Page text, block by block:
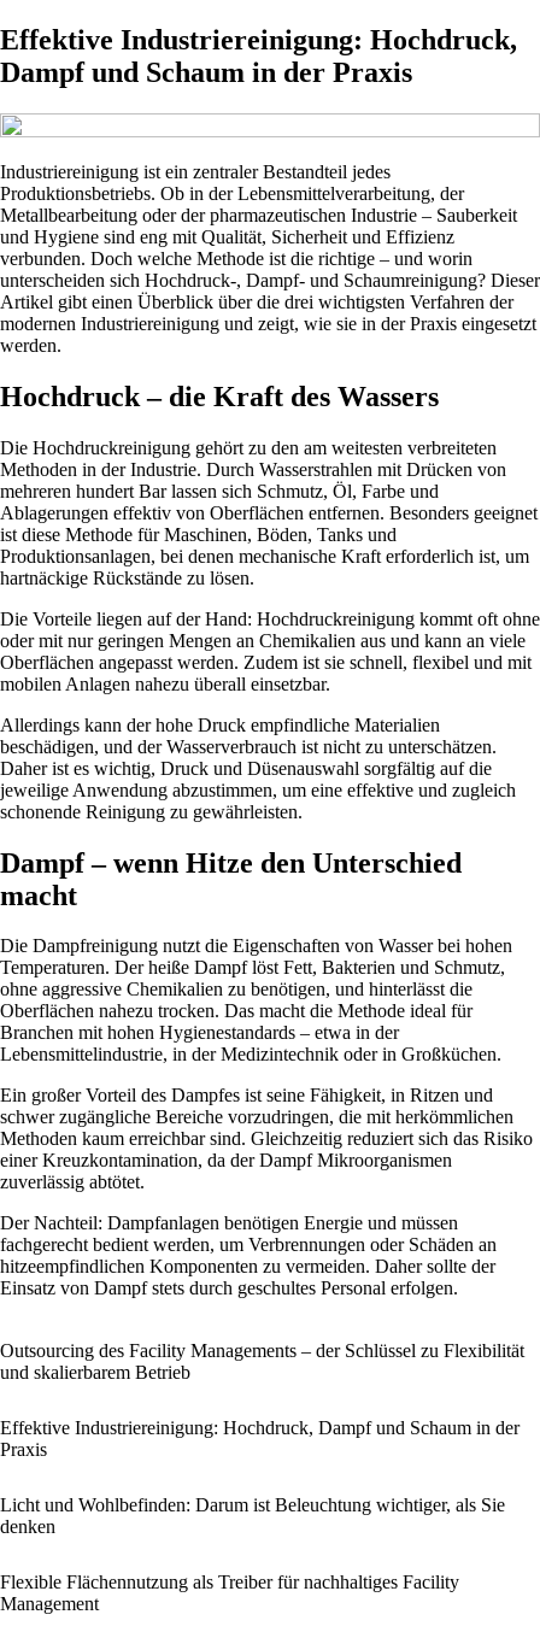
Effektive Industriereinigung: Hochdruck,
Dampf und Schaum in der Praxis
Industriereinigung ist ein zentraler Bestandteil jedes
Produktionsbetriebs. Ob in der Lebensmittelverarbeitung, der
Metallbearbeitung oder der pharmazeutischen Industrie – Sauberkeit
und Hygiene sind eng mit Qualität, Sicherheit und Effizienz
verbunden. Doch welche Methode ist die richtige – und worin
unterscheiden sich Hochdruck-, Dampf- und Schaumreinigung? Dieser
Artikel gibt einen Überblick über die drei wichtigsten Verfahren der
modernen Industriereinigung und zeigt, wie sie in der Praxis eingesetzt
werden.
Hochdruck – die Kraft des Wassers
Die Hochdruckreinigung gehört zu den am weitesten verbreiteten
Methoden in der Industrie. Durch Wasserstrahlen mit Drücken von
mehreren hundert Bar lassen sich Schmutz, Öl, Farbe und
Ablagerungen effektiv von Oberflächen entfernen. Besonders geeignet
ist diese Methode für Maschinen, Böden, Tanks und
Produktionsanlagen, bei denen mechanische Kraft erforderlich ist, um
hartnäckige Rückstände zu lösen.
Die Vorteile liegen auf der Hand: Hochdruckreinigung kommt oft ohne
oder mit nur geringen Mengen an Chemikalien aus und kann an viele
Oberflächen angepasst werden. Zudem ist sie schnell, flexibel und mit
mobilen Anlagen nahezu überall einsetzbar.
Allerdings kann der hohe Druck empfindliche Materialien
beschädigen, und der Wasserverbrauch ist nicht zu unterschätzen.
Daher ist es wichtig, Druck und Düsenauswahl sorgfältig auf die
jeweilige Anwendung abzustimmen, um eine effektive und zugleich
schonende Reinigung zu gewährleisten.
Dampf – wenn Hitze den Unterschied
macht
Die Dampfreinigung nutzt die Eigenschaften von Wasser bei hohen
Temperaturen. Der heiße Dampf löst Fett, Bakterien und Schmutz,
ohne aggressive Chemikalien zu benötigen, und hinterlässt die
Oberflächen nahezu trocken. Das macht die Methode ideal für
Branchen mit hohen Hygienestandards – etwa in der
Lebensmittelindustrie, in der Medizintechnik oder in Großküchen.
Ein großer Vorteil des Dampfes ist seine Fähigkeit, in Ritzen und
schwer zugängliche Bereiche vorzudringen, die mit herkömmlichen
Methoden kaum erreichbar sind. Gleichzeitig reduziert sich das Risiko
einer Kreuzkontamination, da der Dampf Mikroorganismen
zuverlässig abtötet.
Der Nachteil: Dampfanlagen benötigen Energie und müssen
fachgerecht bedient werden, um Verbrennungen oder Schäden an
hitzeempfindlichen Komponenten zu vermeiden. Daher sollte der
Einsatz von Dampf stets durch geschultes Personal erfolgen.
Outsourcing des Facility Managements – der Schlüssel zu Flexibilität
und skalierbarem Betrieb
Effektive Industriereinigung: Hochdruck, Dampf und Schaum in der
Praxis
Licht und Wohlbefinden: Darum ist Beleuchtung wichtiger, als Sie
denken
Flexible Flächennutzung als Treiber für nachhaltiges Facility
Management